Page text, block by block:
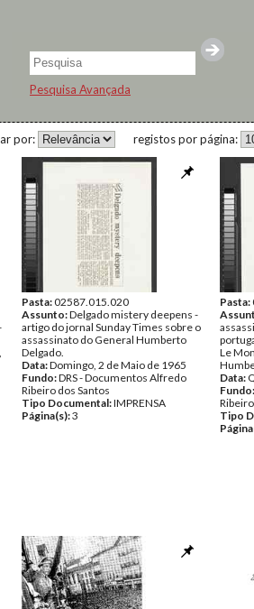
Pesquisa Avançada
registos por página:
por:
Pasta:02587.015.020
Assunto:Delgado mistery deepens -
artigo do jornal Sunday Times sobre o
assassinato do General Humberto
Delgado.
Data:Domingo, 2 de Maio de 1965
Fundo:DRS - Documentos Alfredo
Ribeiro dos Santos
Tipo Documental:IMPRENSA
Página(s):3
Pasta:
Le
Data:
Fundo:
Tipo